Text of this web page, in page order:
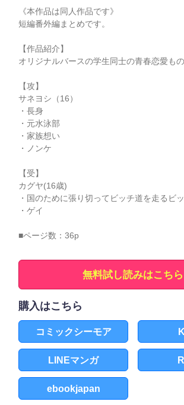
《本作品は同人作品です》
短編番外編まとめです。
【作品紹介】
オリジナルバースの学生同士の青春恋愛もの
【攻】
サネヨシ（16）
・長身
・元水泳部
・家族想い
・ノンケ
【受】
カグヤ(16歳)
・国のために張り切ってビッチ道を走るビ
・ゲイ
■ページ数：36p
無料試し読みはこちら
購入はこちら
コミックシーモア
LINEマンガ
ebookjapan